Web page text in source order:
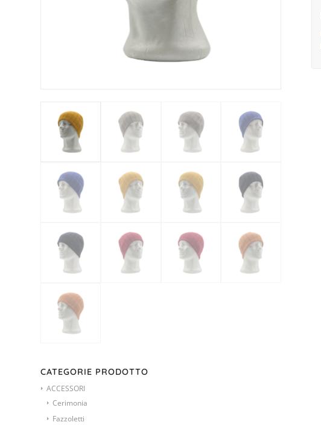
CATEGORIE PRODOTTO
ACCESSORI
Cerimonia
Fazzoletti